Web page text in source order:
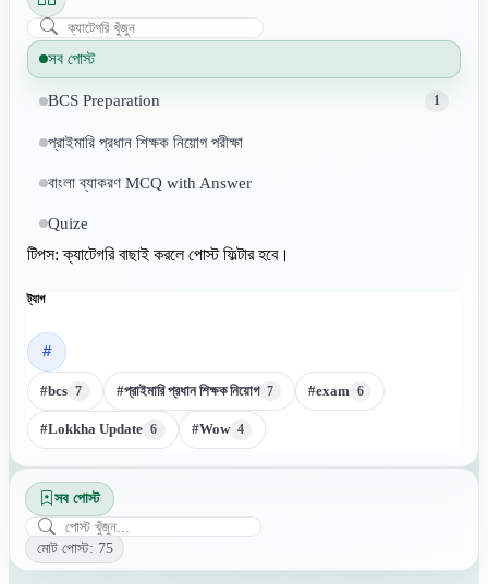
সব পোস্ট
BCS Preparation 1
প্রাইমারি প্রধান শিক্ষক নিয়োগ পরীক্ষা
বাংলা ব্যাকরণ MCQ with Answer
Quize
টিপস: ক্যাটেগরি বাছাই করলে পোস্ট ফিল্টার হবে।
ট্যাগ
#bcs 7 #প্রাইমারি প্রধান শিক্ষক নিয়োগ 7 #exam 6
#Lokkha Update 6 #Wow 4
সব পোস্ট
মোট পোস্ট: 75